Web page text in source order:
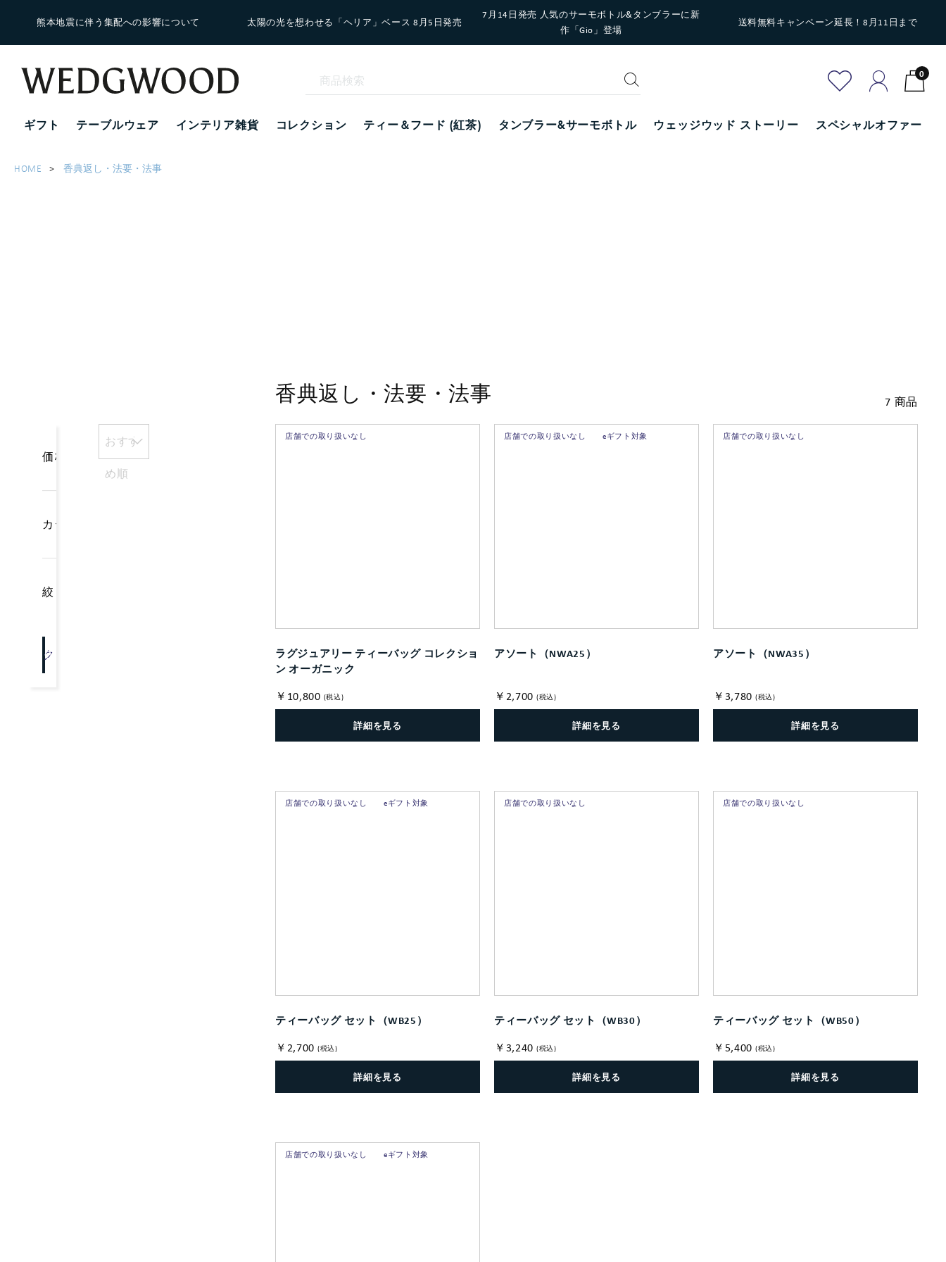
熊本地震に伴う集配への影響について 太陽の光を想わせる「ヘリア」ベース 8月5日発売
7月14日発売 人気のサーモボトル&タンブラーに新
作「Gio」登場
送料無料キャンペーン延長！8月11日まで
0
ギフト テーブルウェア インテリア雑貨 コレクション ティー＆フード (紅茶) タンブラー&サーモボトル ウェッジウッド ストーリー スペシャルオファー
HOME 香典返し・法要・法事
香典返し・法要・法事 7 商品
おすす
め順
価格
カテゴリー
絞り込み
クリア
OK
店舗での取り扱いなし
ラグジュアリー ティーバッグ コレクショ
ン オーガニック
￥10,800 (税込)
詳細を見る
店舗での取り扱いなし eギフト対象
アソート（NWA25）
￥2,700 (税込)
詳細を見る
店舗での取り扱いなし
アソート（NWA35）
￥3,780 (税込)
詳細を見る
店舗での取り扱いなし eギフト対象
ティーバッグ セット（WB25）
￥2,700 (税込)
詳細を見る
店舗での取り扱いなし
ティーバッグ セット（WB30）
￥3,240 (税込)
詳細を見る
店舗での取り扱いなし
ティーバッグ セット（WB50）
￥5,400 (税込)
詳細を見る
店舗での取り扱いなし eギフト対象